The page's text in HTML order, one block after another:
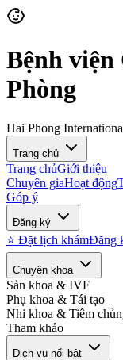
Bệnh viện
Phòng
Hai Phong
Trang chủ
Trang chủGiới thiệu
Chuyên giaHoạt động
Góp ý
Đăng ký
⭐ Đặt lịch khámĐăng
Chuyên khoa
Sản khoa & IVF
Phụ khoa & Tái tạo
Nhi khoa & Tiêm
Tham khảo
Dịch vụ nổi bật